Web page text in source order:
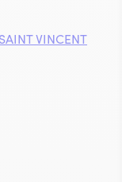
VINCENT